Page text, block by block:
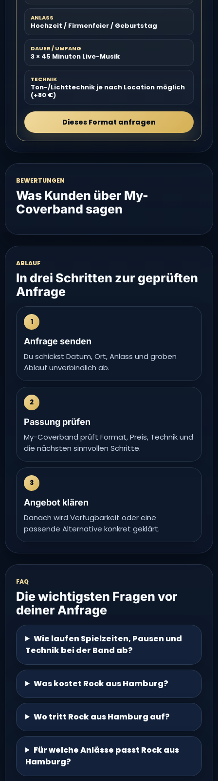
ANLASS
Hochzeit / Firmenfeier / Geburtstag
DAUER / UMFANG
3 × 45 Minuten Live-Musik
TECHNIK
Ton-/Lichttechnik je nach Location möglich
(+80 €)
Dieses Format anfragen
BEWERTUNGEN
Was Kunden über My-
Coverband sagen
ABLAUF
In drei Schritten zur geprüften
Anfrage
1
Anfrage senden
Du schickst Datum, Ort, Anlass und groben
Ablauf unverbindlich ab.
2
Passung prüfen
My-Coverband prüft Format, Preis, Technik und
die nächsten sinnvollen Schritte.
3
Angebot klären
Danach wird Verfügbarkeit oder eine
passende Alternative konkret geklärt.
FAQ
Die wichtigsten Fragen vor
deiner Anfrage
Wie laufen Spielzeiten, Pausen und
Technik bei der Band ab?
Was kostet Rock aus Hamburg?
Wo tritt Rock aus Hamburg auf?
Für welche Anlässe passt Rock aus
Hamburg?